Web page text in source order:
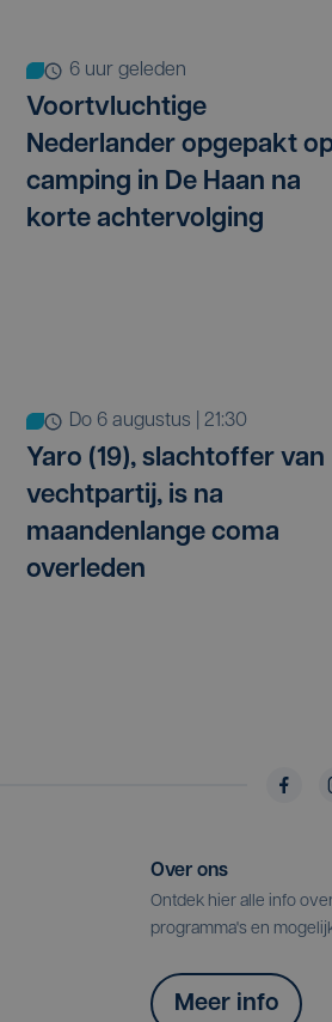
6 uur geleden
Voortvluchtige
Nederlander opgepakt
camping in De Haan na
korte achtervolging
do 6 augustus | 21:30
Yaro (19), slachtoffer van
vechtpartij, is na
maandenlange coma
overleden
Over ons
Ontdek hier alle info
programma's en
Meer info